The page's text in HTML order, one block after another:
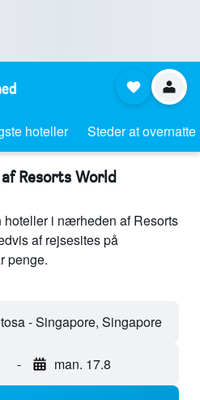
hoteller Steder at overnatte
Resorts World
hoteller i nærheden af Resorts
af rejsesites på
penge.
- Singapore, Singapore
- man. 17.8